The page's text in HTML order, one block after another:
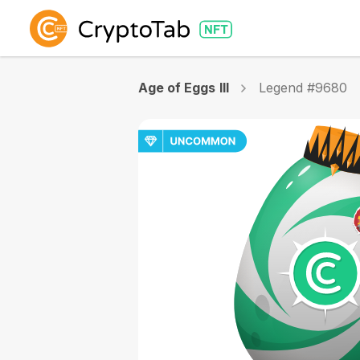
Age of Eggs III Legend #9680